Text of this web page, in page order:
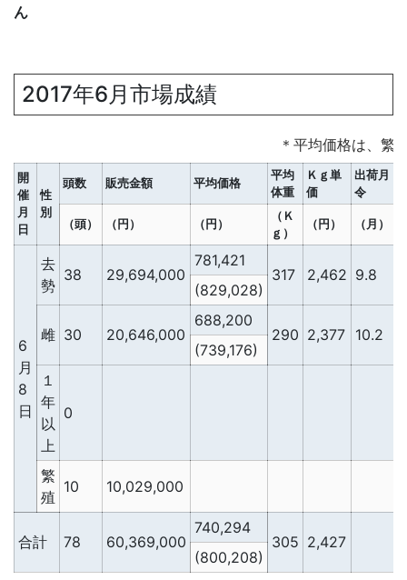
ん
2017年6月市場成績
＊平均価格は、
開
催
月
日
性
別
頭数 販売金額 平均価格
平均
体重
Ｋｇ単
価
出荷月
令
（頭） （円） （円）
（Ｋ
ｇ）
（円） （月）
6
月
8
日
去
勢
38 29,694,000
781,421
317
2,462 9.8
(829,028)
雌 30 20,646,000
688,200
290 2,377 10.2
(739,176)
１
年
以
上
0
繁
殖
10 10,029,000
合計 78 60,369,000
740,294
305 2,427
(800,208)